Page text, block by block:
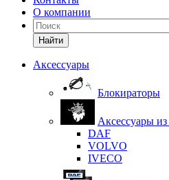
О компании
Найти
Аксессуары
Блокираторы
Аксессуары
DAF
VOLVO
IVECO